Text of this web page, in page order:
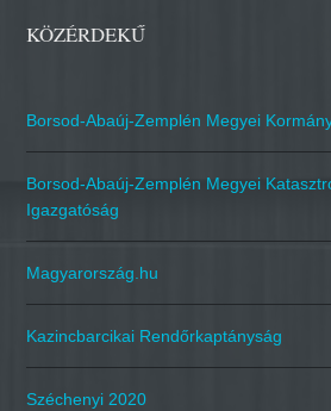
KÖZÉRDEKŰ
Borsod-Abaúj-Zemplén Megyei
Borsod-Abaúj-Zemplén Megyei
Igazgatóság
Magyarország.hu
Kazincbarcikai Rendőrkaptányság
Széchenyi 2020